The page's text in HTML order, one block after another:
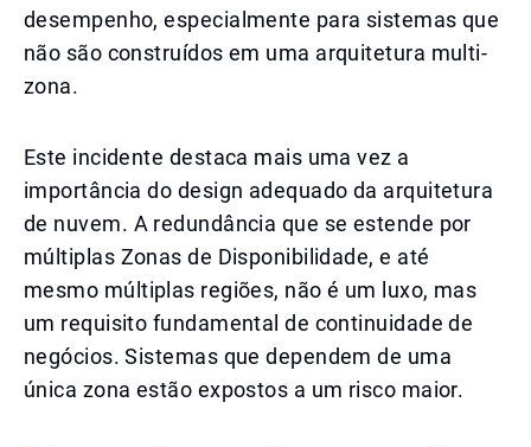
desempenho, especialmente para sistemas que
não são construídos em uma arquitetura multi-
zona.
Este incidente destaca mais uma vez a
importância do design adequado da arquitetura
de nuvem. A redundância que se estende por
múltiplas Zonas de Disponibilidade, e até
mesmo múltiplas regiões, não é um luxo, mas
um requisito fundamental de continuidade de
negócios. Sistemas que dependem de uma
única zona estão expostos a um risco maior.